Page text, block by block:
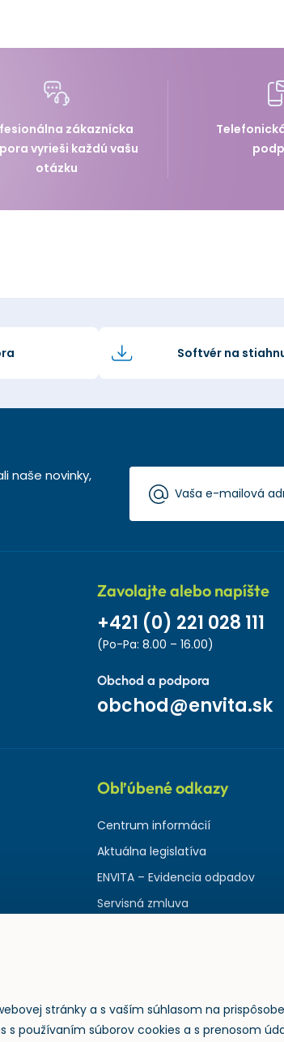
zákaznícka
vyrieši každú vašu
otázku
Softvér na
naše novinky,
Zavolajte alebo napíšte
+421 (0) 221 028 111
(Po-Pa: 8.00 – 16.00)
Obchod a podpora
obchod@envita.sk
Obľúbené odkazy
Centrum informácií
Aktuálna legislatíva
ENVITA – Evidencia odpadov
Servisná zmluva
stránky a s vaším súhlasom na
s používaním súborov cookies a s prenosom